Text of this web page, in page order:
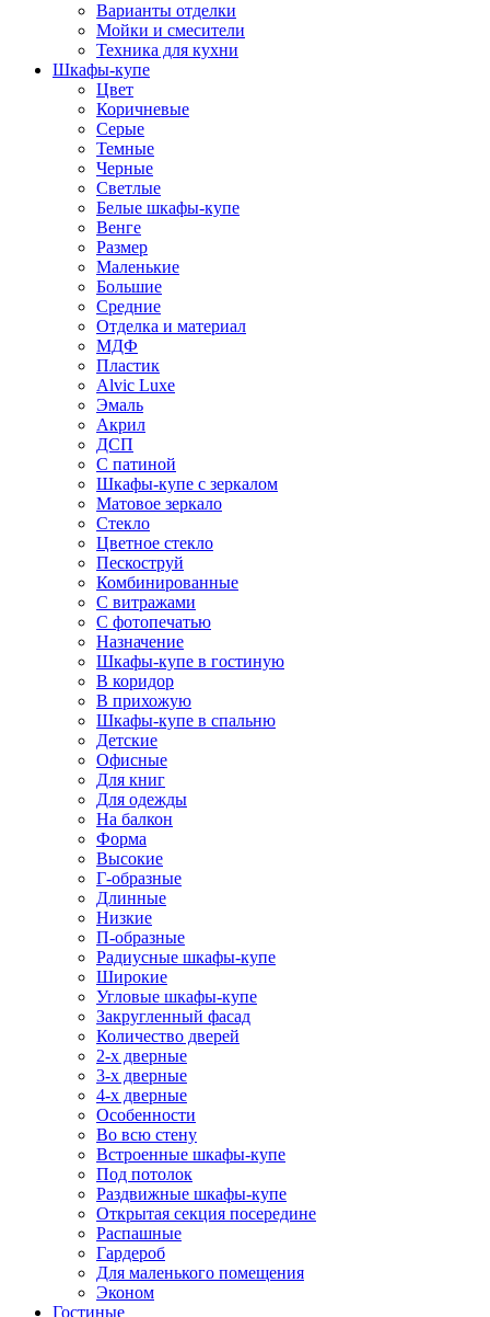
Варианты отделки
Мойки и смесители
Техника для кухни
Шкафы-купе
Цвет
Коричневые
Серые
Темные
Черные
Светлые
Белые шкафы-купе
Венге
Размер
Маленькие
Большие
Средние
Отделка и материал
МДФ
Пластик
Alvic Luxe
Эмаль
Акрил
ДСП
С патиной
Шкафы-купе с зеркалом
Матовое зеркало
Стекло
Цветное стекло
Пескоструй
Комбинированные
С витражами
С фотопечатью
Назначение
Шкафы-купе в гостиную
В коридор
В прихожую
Шкафы-купе в спальню
Детские
Офисные
Для книг
Для одежды
На балкон
Форма
Высокие
Г-образные
Длинные
Низкие
П-образные
Радиусные шкафы-купе
Широкие
Угловые шкафы-купе
Закругленный фасад
Количество дверей
2-х дверные
3-х дверные
4-х дверные
Особенности
Во всю стену
Встроенные шкафы-купе
Под потолок
Раздвижные шкафы-купе
Открытая секция посередине
Распашные
Гардероб
Для маленького помещения
Эконом
Гостиные